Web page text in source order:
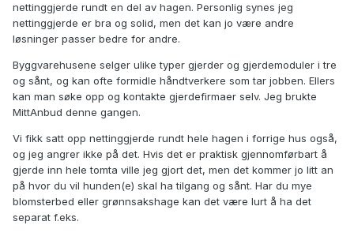
nettinggjerde rundt en del av hagen. Personlig synes jeg
nettinggjerde er bra og solid, men det kan jo være andre
løsninger passer bedre for andre.
Byggvarehusene selger ulike typer gjerder og gjerdemoduler i tre
og sånt, og kan ofte formidle håndtverkere som tar jobben. Ellers
kan man søke opp og kontakte gjerdefirmaer selv. Jeg brukte
MittAnbud denne gangen.
Vi fikk satt opp nettinggjerde rundt hele hagen i forrige hus også,
og jeg angrer ikke på det. Hvis det er praktisk gjennomførbart å
gjerde inn hele tomta ville jeg gjort det, men det kommer jo litt an
på hvor du vil hunden(e) skal ha tilgang og sånt. Har du mye
blomsterbed eller grønnsakshage kan det være lurt å ha det
separat f.eks.